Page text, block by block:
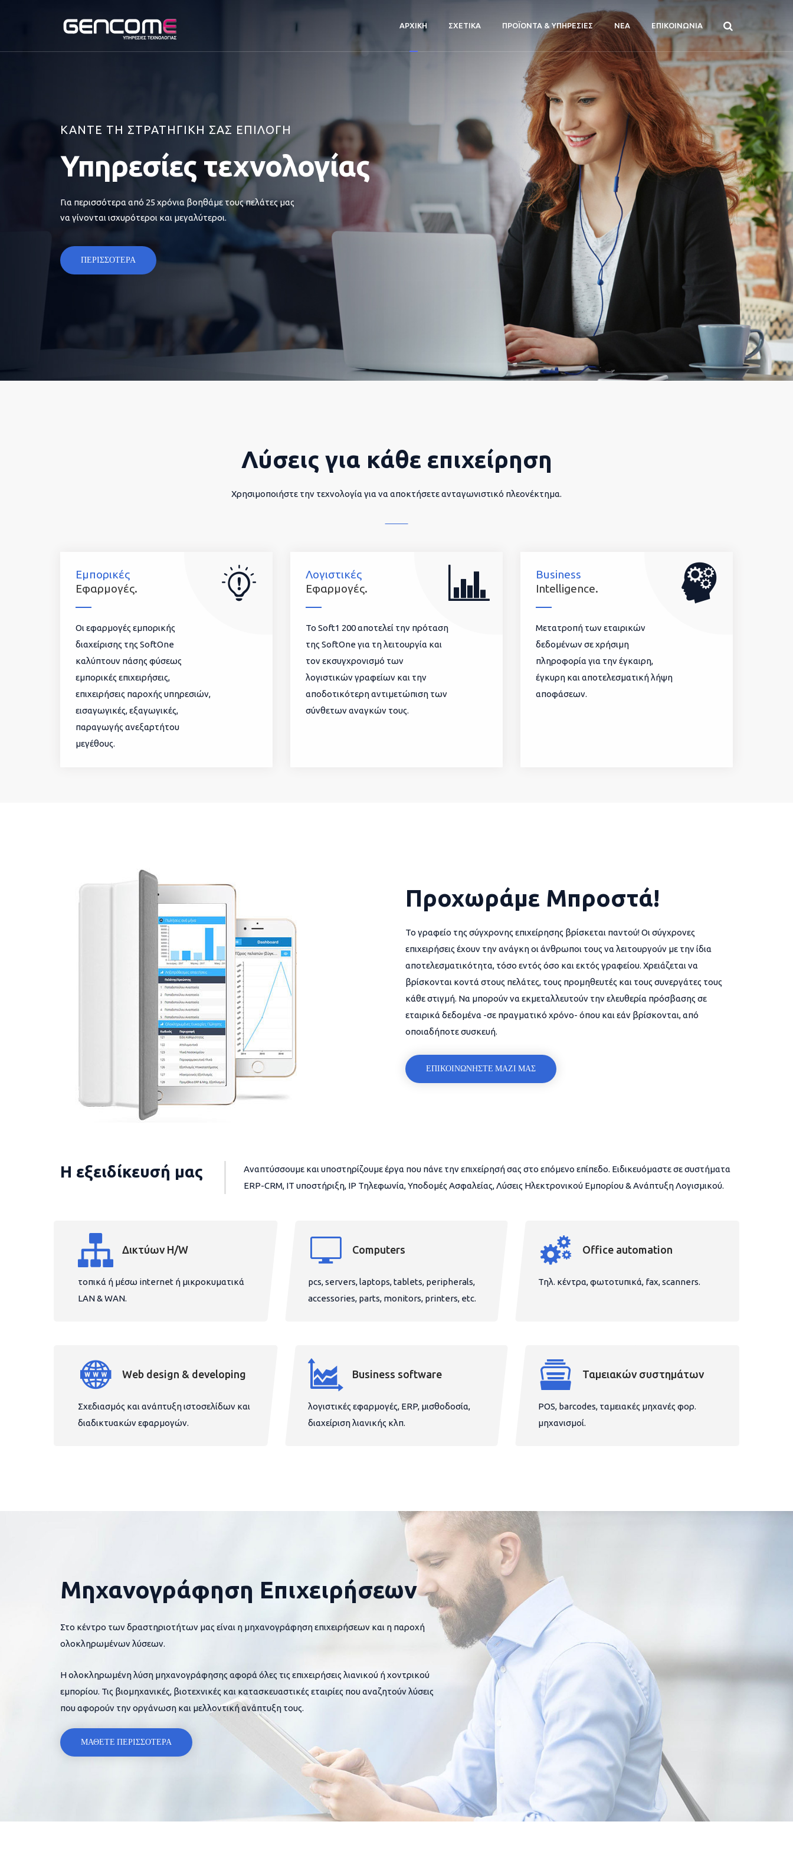
ΑΡΧΙΚΗ ΣΧΕΤΙΚΑ ΠΡΟΪΟΝΤΑ & ΥΠΗΡΕΣΙΕΣ ΝΕΑ ΕΠΙΚΟΙΝΩΝΙΑ
ΚΑΝΤΕ ΤΗ ΣΤΡΑΤΗΓΙΚΗ ΣΑΣ ΕΠΙΛΟΓΗ
Υπηρεσίες τεχνολογίας
Για περισσότερα από 25 χρόνια βοηθάμε τους πελάτες μας
να γίνονται ισχυρότεροι και μεγαλύτεροι.
ΠΕΡΙΣΣΟΤΕΡΑ
Λύσεις για κάθε επιχείρηση
Χρησιμοποιήστε την τεχνολογία για να αποκτήσετε ανταγωνιστικό πλεονέκτημα.
Εμπορικές
Εφαρμογές.
Οι εφαρμογές εμπορικής
διαχείρισης της SoftOne
καλύπτουν πάσης φύσεως
εμπορικές επιχειρήσεις,
επιχειρήσεις παροχής υπηρεσιών,
εισαγωγικές, εξαγωγικές,
παραγωγής ανεξαρτήτου
μεγέθους.
Λογιστικές
Εφαρμογές.
To Soft1 200 αποτελεί την πρόταση
της SoftOne για τη λειτουργία και
τον εκσυγχρονισμό των
λογιστικών γραφείων και την
αποδοτικότερη αντιμετώπιση των
σύνθετων αναγκών τους.
Business
Intelligence.
Μετατροπή των εταιρικών
δεδομένων σε χρήσιμη
πληροφορία για την έγκαιρη,
έγκυρη και αποτελεσματική λήψη
αποφάσεων.
Προχωράμε Μπροστά!
Το γραφείο της σύγχρονης επιχείρησης βρίσκεται παντού! Οι σύγχρονες
επιχειρήσεις έχουν την ανάγκη οι άνθρωποι τους να λειτουργούν με την ίδια
αποτελεσματικότητα, τόσο εντός όσο και εκτός γραφείου. Χρειάζεται να
βρίσκονται κοντά στους πελάτες, τους προμηθευτές και τους συνεργάτες τους
κάθε στιγμή. Να μπορούν να εκμεταλλευτούν την ελευθερία πρόσβασης σε
εταιρικά δεδομένα -σε πραγματικό χρόνο- όπου και εάν βρίσκονται, από
οποιαδήποτε συσκευή.
ΕΠΙΚΟΙΝΩΝΗΣΤΕ ΜΑΖΙ ΜΑΣ
Η εξειδίκευσή μας
Αναπτύσσουμε και υποστηρίζουμε έργα που πάνε την επιχείρησή σας στο επόμενο επίπεδο. Ειδικευόμαστε σε συστήματα
ERP-CRM, IT υποστήριξη, IP Τηλεφωνία, Υποδομές Ασφαλείας, Λύσεις Ηλεκτρονικού Εμπορίου & Ανάπτυξη Λογισμικού.
Δικτύων H/W
τοπικά ή μέσω internet ή μικροκυματικά
LAN & WAN.
Computers
pcs, servers, laptops, tablets, peripherals,
accessories, parts, monitors, printers, etc.
Office automation
Τηλ. κέντρα, φωτοτυπικά, fax, scanners.
Web design & developing
Σχεδιασμός και ανάπτυξη ιστοσελίδων και
διαδικτυακών εφαρμογών.
Business software
λογιστικές εφαρμογές, ERP, μισθοδοσία,
διαχείριση λιανικής κλπ.
Ταμειακών συστημάτων
POS, barcodes, ταμειακές μηχανές φορ.
μηχανισμοί.
Μηχανογράφηση Επιχειρήσεων
Στο κέντρο των δραστηριοτήτων μας είναι η μηχανογράφηση επιχειρήσεων και η παροχή
ολοκληρωμένων λύσεων.
Η ολοκληρωμένη λύση μηχανογράφησης αφορά όλες τις επιχειρήσεις λιανικού ή χοντρικού
εμπορίου. Τις βιομηχανικές, βιοτεχνικές και κατασκευαστικές εταιρίες που αναζητούν λύσεις
που αφορούν την οργάνωση και μελλοντική ανάπτυξη τους.
ΜΑΘΕΤΕ ΠΕΡΙΣΣΟΤΕΡΑ